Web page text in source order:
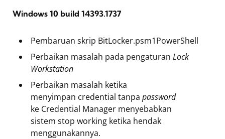
Windows 10 build 14393.1737
Pembaruan skrip BitLocker.psm1PowerShell
Perbaikan masalah pada pengaturan Lock
Workstation
Perbaikan masalah ketika
menyimpan credential tanpa password
ke Credential Manager menyebabkan
sistem stop working ketika hendak
menggunakannya.